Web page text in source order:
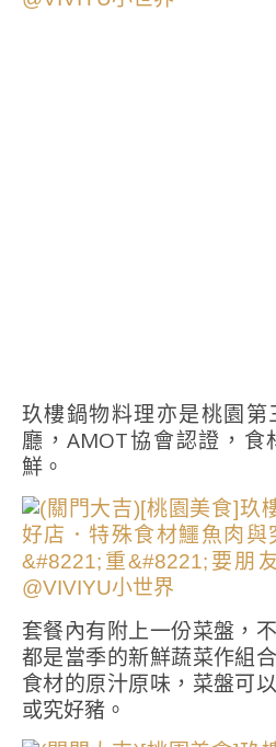
玖樓鍋物料理亦是桃園
廳，AMOT協會認證，
鮮。
套餐內有附上一份菜盤，
都是當季的新鮮蔬菜作組
食材的原汁原味，菜盤可
或究好豬。